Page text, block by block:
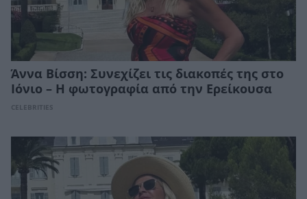
Άννα Βίσση: Συνεχίζει τις διακοπές της στο
Ιόνιο – Η φωτογραφία από την Ερείκουσα
CELEBRITIES